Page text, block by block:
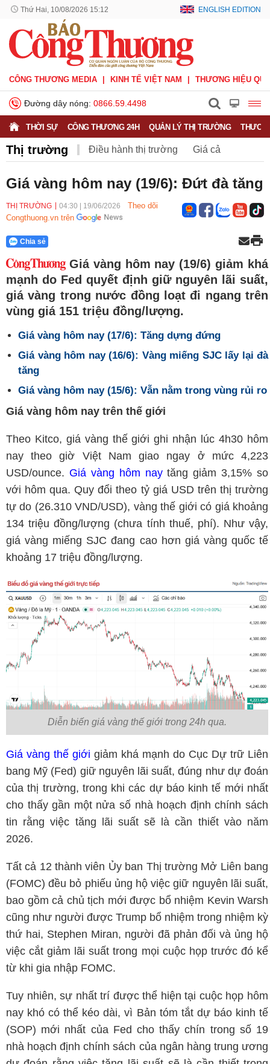
Thứ Hai, 10/08/2026 15:12 ENGLISH EDITION
CÔNG THƯƠNG MEDIA KINH TẾ VIỆT NAM THƯƠNG HIỆU
Đường dây nóng: 0866.59.4498
THỜI SỰ CÔNG THƯƠNG 24H QUẢN LÝ THỊ TRƯỜNG
Thị trường Điều hành thị trường Giá cả
Giá vàng hôm nay (19/6): Đứt đà tăng
THỊ TRƯỜNG 04:30 19/06/2026
Theo dõi
Congthuong.vn trên
Chia sẻ
Giá vàng hôm nay (19/6) giảm khá
mạnh do Fed quyết định giữ nguyên lãi suất,
giá vàng trong nước đồng loạt đi ngang trên
vùng giá 151 triệu đồng/lượng.
Giá vàng hôm nay (17/6): Tăng dựng đứng
Giá vàng hôm nay (16/6): Vàng miếng SJC lấy lại đà
tăng
Giá vàng hôm nay (15/6): Vẫn nằm trong vùng rủi ro
Giá vàng hôm nay trên thế giới
Theo Kitco, giá vàng thế giới ghi nhận lúc 4h30 hôm
nay theo giờ Việt Nam giao ngay ở mức 4,223
USD/ounce. Giá vàng hôm naytăng giảm 3,15% so
với hôm qua. Quy đổi theo tỷ giá USD trên thị trường
tự do (26.310 VND/USD), vàng thế giới có giá khoảng
134 triệu đồng/lượng (chưa tính thuế, phí). Như vậy,
giá vàng miếng SJC đang cao hơn giá vàng quốc tế
khoảng 17 triệu đồng/lượng.
Diễn biến giá vàng thế giới trong 24h qua.
Giá vàng thế giới giảm khá mạnh do Cục Dự trữ Liên
bang Mỹ (Fed) giữ nguyên lãi suất, đúng như dự đoán
của thị trường, trong khi các dự báo kinh tế mới nhất
cho thấy gần một nửa số nhà hoạch định chính sách
tin rằng việc tăng lãi suất sẽ là cần thiết vào năm
2026.
Tất cả 12 thành viên Ủy ban Thị trường Mở Liên bang
(FOMC) đều bỏ phiếu ủng hộ việc giữ nguyên lãi suất,
bao gồm cả chủ tịch mới được bổ nhiệm Kevin Warsh
cũng như người được Trump bổ nhiệm trong nhiệm kỳ
thứ hai, Stephen Miran, người đã phản đối và ủng hộ
việc cắt giảm lãi suất trong mọi cuộc họp trước đó kể
từ khi gia nhập FOMC.
Tuy nhiên, sự nhất trí được thể hiện tại cuộc họp hôm
nay khó có thể kéo dài, vì Bản tóm tắt dự báo kinh tế
(SOP) mới nhất của Fed cho thấy chín trong số 19
nhà hoạch định chính sách của ngân hàng trung ương